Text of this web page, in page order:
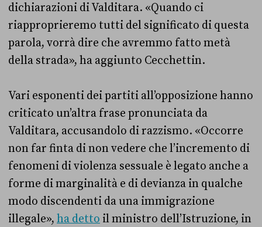
dichiarazioni di Valditara. «Quando ci
riapproprieremo tutti del significato di questa
parola, vorrà dire che avremmo fatto metà
della strada», ha aggiunto Cecchettin.
Vari esponenti dei partiti all’opposizione hanno
criticato un’altra frase pronunciata da
Valditara, accusandolo di razzismo. «Occorre
non far finta di non vedere che l’incremento di
fenomeni di violenza sessuale è legato anche a
forme di marginalità e di devianza in qualche
modo discendenti da una immigrazione
illegale», ha detto il ministro dell’Istruzione, in